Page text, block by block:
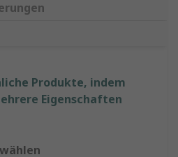
Produkte, indem
Eigenschaften